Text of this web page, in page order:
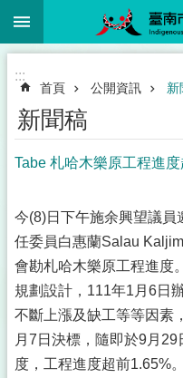
跳到主要內容區塊
:::
首頁 公開資訊 新
新聞稿
Tabe 札哈木樂原工程進
今(8)日下午施余興望議員
任委員白惠蘭Salau
會勘札哈木樂原工程進度
規劃設計，111年1月6日
不斷上漲及缺工等等因素
月7日決標，隨即於9月
度，工程進度超前1.65%